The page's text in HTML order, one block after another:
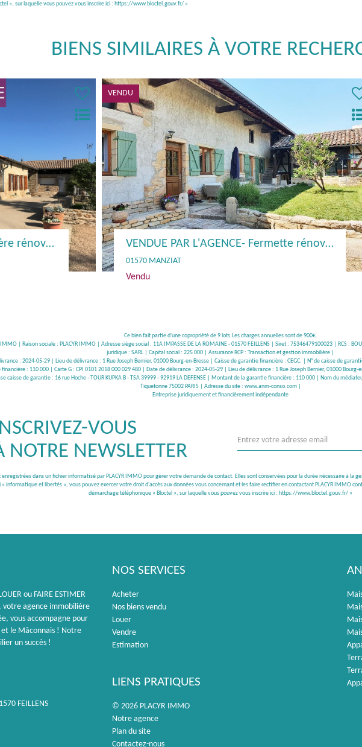
», sur laquelle vous pouvez vous inscrire ici : https://www.bloctel.gouv.fr/ »
BIENS SIMILAIRES À VOTRE
VENDUE PAR L'AGENCE- Fermette rénovée 4 Chs. - 01570 MANZIAT
EXCLUSIVITÉ
Maison à rénover Manziat
01570 MANZIAT
185 000 €
Ce bien fait partie d'une copropriété de 9 lots.Les charges annuelles sont de 900€.
| Raison sociale : PLACYR IMMO | Adresse siège social : 11A IMPASSE DE LA ROMAINE - 01570 FEILLENS | Siret : 75346479100023 | RCS :
juridique : SARL | Capital social : 225 000 | Assurance RCP : Transaction et gestion immobilière |
: 2024-05-29 | Lieu de délivrance : 1 Rue Joseph Bernier, 01000 Bourg-en-Bresse | Caisse de garantie financière : CEGC. | N° de caisse de
: 110 000 | Carte G : CPI 0101 2018 000 029 480 | Date de délivrance : 2024-05-29 | Lieu de délivrance : 1 Rue Joseph Bernier, 01000
caisse de garantie : 16 rue Hoche - TOUR KUPKA B - TSA 39999 - 92919 LA DEFENSE | Montant de la garantie financière : 110 000 | Nom du
Tiquetonne 75002 PARIS | Adresse du site : www.anm-conso.com|
Entreprise juridiquement et financièrement indépendante
VOUS
NOTRE NEWSLETTER
dans un fichier informatisé par PLACYR IMMO pour gérer votre demande de contact. Elles sont conservées pour la durée nécessaire à la
informatique et libertés », vous pouvez exercer votre droit d'accès aux données vous concernant et les faire rectifier en contactant PLACYR IMMO
démarchage téléphonique « Bloctel », sur laquelle vous pouvez vous inscrire ici : https://www.bloctel.gouv.fr/ »
ou FAIRE ESTIMER
votre agence immobilière
vous accompagne pour
et le Mâconnais ! Notre
un succès !
FEILLENS
NOS SERVICES
Acheter
Nos biens vendu
Louer
Vendre
Estimation
LIENS PRATIQUES
© 2026 PLACYR IMMO
Notre agence
Plan du site
Contactez-nous